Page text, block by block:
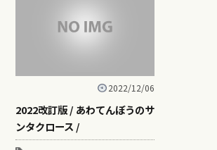
2022/12/06
2022改訂版 / あわてんぼうのサ
ンタクロース /